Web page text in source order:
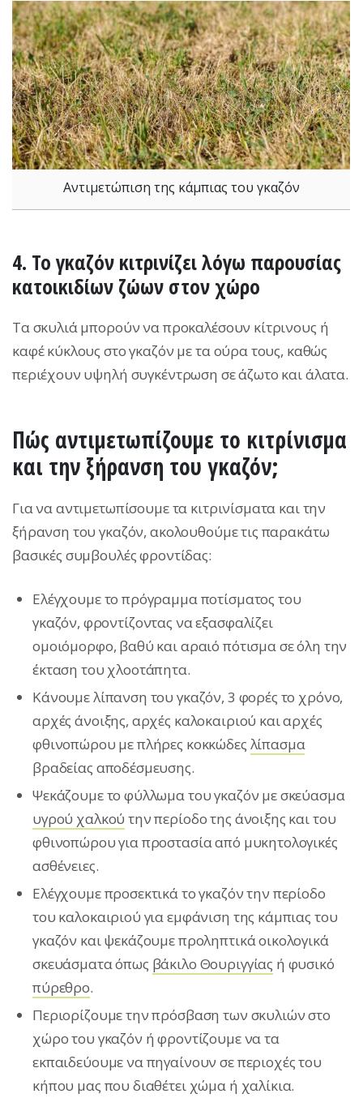
Αντιμετώπιση της κάμπιας του γκαζόν
4. Το γκαζόν κιτρινίζει λόγω παρουσίας
κατοικιδίων ζώων στον χώρο
Τα σκυλιά μπορούν να προκαλέσουν κίτρινους ή
καφέ κύκλους στο γκαζόν με τα ούρα τους, καθώς
περιέχουν υψηλή συγκέντρωση σε άζωτο και άλατα.
Πώς αντιμετωπίζουμε το κιτρίνισμα
και την ξήρανση του γκαζόν;
Για να αντιμετωπίσουμε τα κιτρινίσματα και την
ξήρανση του γκαζόν, ακολουθούμε τις παρακάτω
βασικές συμβουλές φροντίδας:
Ελέγχουμε το πρόγραμμα ποτίσματος του
γκαζόν, φροντίζοντας να εξασφαλίζει
ομοιόμορφο, βαθύ και αραιό πότισμα σε όλη την
έκταση του χλοοτάπητα.
Κάνουμε λίπανση του γκαζόν, 3 φορές το χρόνο,
αρχές άνοιξης, αρχές καλοκαιριού και αρχές
φθινοπώρου με πλήρες κοκκώδες λίπασμα
βραδείας αποδέσμευσης.
Ψεκάζουμε το φύλλωμα του γκαζόν με σκεύασμα
υγρού χαλκού την περίοδο της άνοιξης και του
φθινοπώρου για προστασία από μυκητολογικές
ασθένειες.
Ελέγχουμε προσεκτικά το γκαζόν την περίοδο
του καλοκαιριού για εμφάνιση της κάμπιας του
γκαζόν και ψεκάζουμε προληπτικά οικολογικά
σκευάσματα όπως βάκιλο Θουριγγίας ή φυσικό
πύρεθρο.
Περιορίζουμε την πρόσβαση των σκυλιών στο
χώρο του γκαζόν ή φροντίζουμε να τα
εκπαιδεύουμε να πηγαίνουν σε περιοχές του
κήπου μας που διαθέτει χώμα ή χαλίκια.